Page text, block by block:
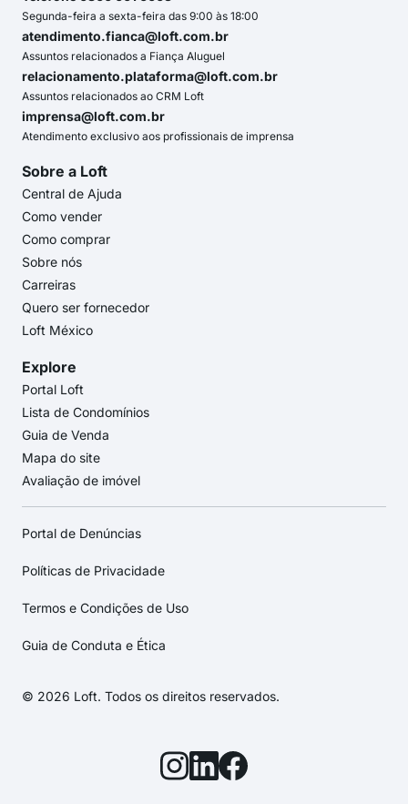
Segunda-feira a sexta-feira das 9:00 às 18:00
atendimento.fianca@loft.com.br
Assuntos relacionados a Fiança Aluguel
relacionamento.plataforma@loft.com.br
Assuntos relacionados ao CRM Loft
imprensa@loft.com.br
Atendimento exclusivo aos profissionais de imprensa
Sobre a Loft
Central de Ajuda
Como vender
Como comprar
Sobre nós
Carreiras
Quero ser fornecedor
Loft México
Explore
Portal Loft
Lista de Condomínios
Guia de Venda
Mapa do site
Avaliação de imóvel
Portal de Denúncias
Políticas de Privacidade
Termos e Condições de Uso
Guia de Conduta e Ética
© 2026 Loft. Todos os direitos reservados.